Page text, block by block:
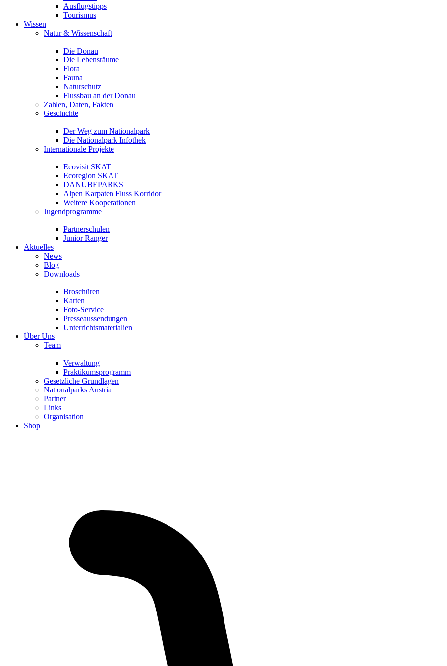
Ausflugstipps
Tourismus
Wissen
Natur & Wissenschaft
Die Donau
Die Lebensräume
Flora
Fauna
Naturschutz
Flussbau an der Donau
Zahlen, Daten, Fakten
Geschichte
Der Weg zum Nationalpark
Die Nationalpark Infothek
Internationale Projekte
Ecovisit SKAT
Ecoregion SKAT
DANUBEPARKS
Alpen Karpaten Fluss Korridor
Weitere Kooperationen
Jugendprogramme
Partnerschulen
Junior Ranger
Aktuelles
News
Blog
Downloads
Broschüren
Karten
Foto-Service
Presseaussendungen
Unterrichtsmaterialien
Über Uns
Team
Verwaltung
Praktikumsprogramm
Gesetzliche Grundlagen
Nationalparks Austria
Partner
Links
Organisation
Shop